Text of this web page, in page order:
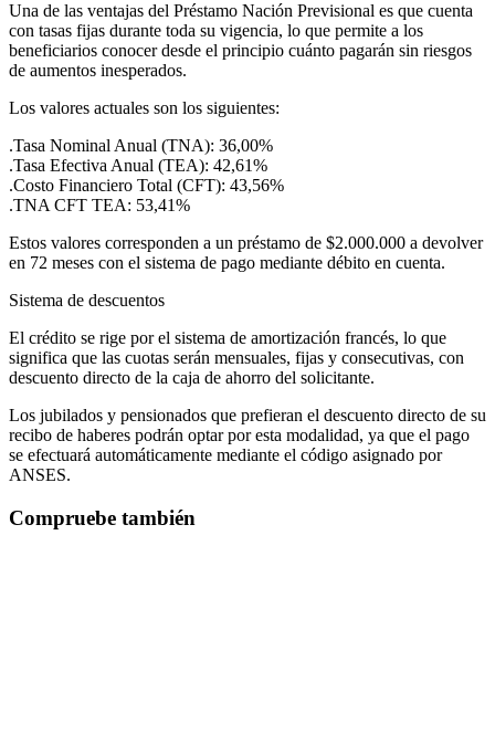
Una de las ventajas del Préstamo Nación Previsional es que cuenta
con tasas fijas durante toda su vigencia, lo que permite a los
beneficiarios conocer desde el principio cuánto pagarán sin riesgos
de aumentos inesperados.
Los valores actuales son los siguientes:
.Tasa Nominal Anual (TNA): 36,00%
.Tasa Efectiva Anual (TEA): 42,61%
.Costo Financiero Total (CFT): 43,56%
.TNA CFT TEA: 53,41%
Estos valores corresponden a un préstamo de $2.000.000 a devolver
en 72 meses con el sistema de pago mediante débito en cuenta.
Sistema de descuentos
El crédito se rige por el sistema de amortización francés, lo que
significa que las cuotas serán mensuales, fijas y consecutivas, con
descuento directo de la caja de ahorro del solicitante.
Los jubilados y pensionados que prefieran el descuento directo de su
recibo de haberes podrán optar por esta modalidad, ya que el pago
se efectuará automáticamente mediante el código asignado por
ANSES.
Compruebe también